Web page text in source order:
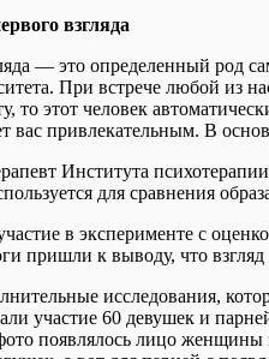
взгляда
— это определенный род
При встрече любой из
то этот человек
вас привлекательным. В
Института
для сравнения
в эксперименте с
пришли к выводу, что взгляд
исследования,
участие 60 девушек и
появлялось лицо женщины